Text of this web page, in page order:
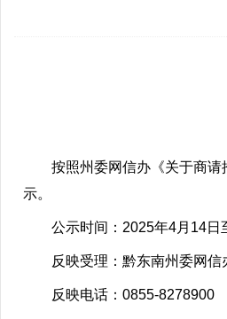
按照州委网信办《关于商请推
示。
公示时间：2025年4月14日
反映受理：黔东南州委网信
反映电话：0855-8278900